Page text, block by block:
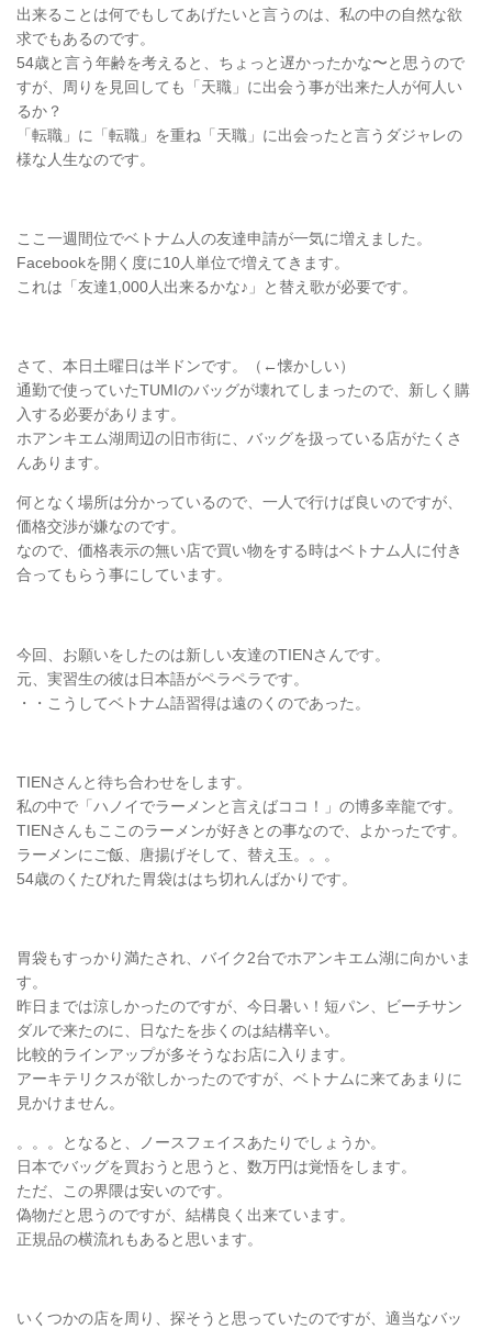
出来ることは何でもしてあげたいと言うのは、私の中の自然な欲
求でもあるのです。
54歳と言う年齢を考えると、ちょっと遅かったかな〜と思うので
すが、周りを見回しても「天職」に出会う事が出来た人が何人い
るか？
「転職」に「転職」を重ね「天職」に出会ったと言うダジャレの
様な人生なのです。
ここ一週間位でベトナム人の友達申請が一気に増えました。
Facebookを開く度に10人単位で増えてきます。
これは「友達1,000人出来るかな♪」と替え歌が必要です。
さて、本日土曜日は半ドンです。（←懐かしい）
通勤で使っていたTUMIのバッグが壊れてしまったので、新しく購
入する必要があります。
ホアンキエム湖周辺の旧市街に、バッグを扱っている店がたくさ
んあります。
何となく場所は分かっているので、一人で行けば良いのですが、
価格交渉が嫌なのです。
なので、価格表示の無い店で買い物をする時はベトナム人に付き
合ってもらう事にしています。
今回、お願いをしたのは新しい友達のTIENさんです。
元、実習生の彼は日本語がペラペラです。
・・こうしてベトナム語習得は遠のくのであった。
TIENさんと待ち合わせをします。
私の中で「ハノイでラーメンと言えばココ！」の博多幸龍です。
TIENさんもここのラーメンが好きとの事なので、よかったです。
ラーメンにご飯、唐揚げそして、替え玉。。。
54歳のくたびれた胃袋ははち切れんばかりです。
胃袋もすっかり満たされ、バイク2台でホアンキエム湖に向かいま
す。
昨日までは涼しかったのですが、今日暑い！短パン、ビーチサン
ダルで来たのに、日なたを歩くのは結構辛い。
比較的ラインアップが多そうなお店に入ります。
アーキテリクスが欲しかったのですが、ベトナムに来てあまりに
見かけません。
。。。となると、ノースフェイスあたりでしょうか。
日本でバッグを買おうと思うと、数万円は覚悟をします。
ただ、この界隈は安いのです。
偽物だと思うのですが、結構良く出来ています。
正規品の横流れもあると思います。
いくつかの店を周り、探そうと思っていたのですが、適当なバッ